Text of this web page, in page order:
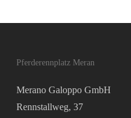
Pferderennplatz Meran
Merano Galoppo GmbH
Rennstallweg, 37